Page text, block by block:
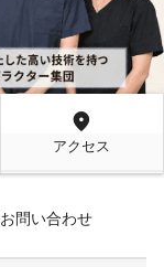
location_on
アクセス
お問い合わせ